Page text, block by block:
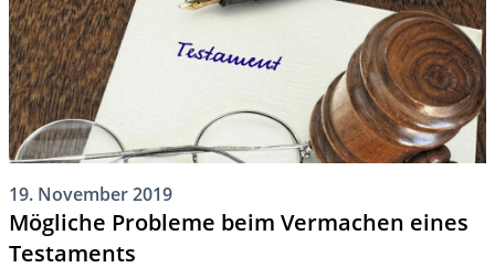
19. November 2019
Mögliche Probleme beim Vermachen eines
Testaments